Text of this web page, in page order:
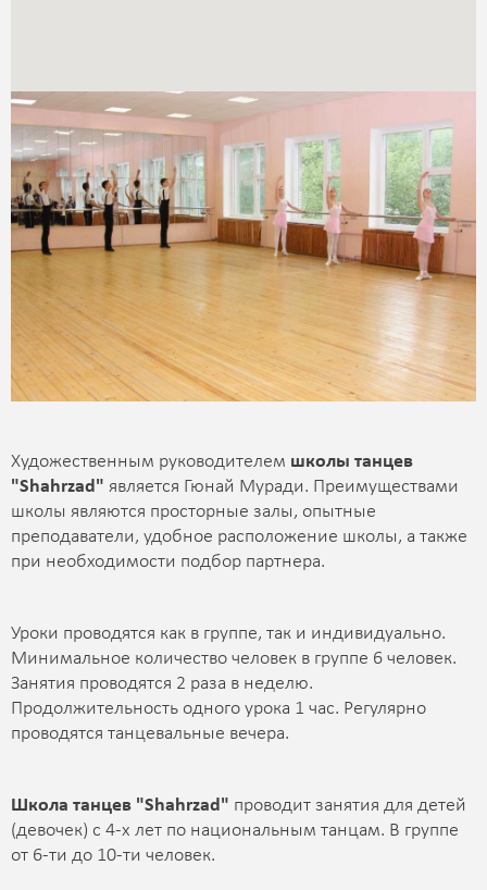
Художественным руководителем школы танцев
"Shahrzad" является Гюнай Муради. Преимуществами
школы являются просторные залы, опытные
преподаватели, удобное расположение школы, а также
при необходимости подбор партнера.
Уроки проводятся как в группе, так и индивидуально.
Минимальное количество человек в группе 6 человек.
Занятия проводятся 2 раза в неделю.
Продолжительность одного урока 1 час. Регулярно
проводятся танцевальные вечера.
Школа танцев "Shahrzad" проводит занятия для детей
(девочек) с 4-х лет по национальным танцам. В группе
от 6-ти до 10-ти человек.